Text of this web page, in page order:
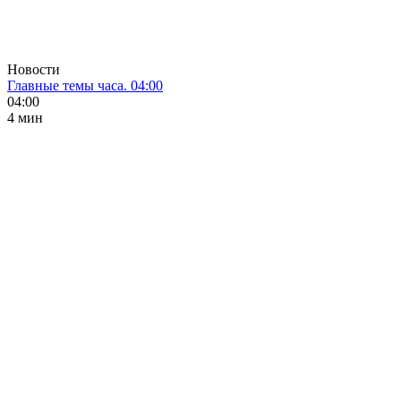
Новости
Главные темы часа. 04:00
04:00
4 мин